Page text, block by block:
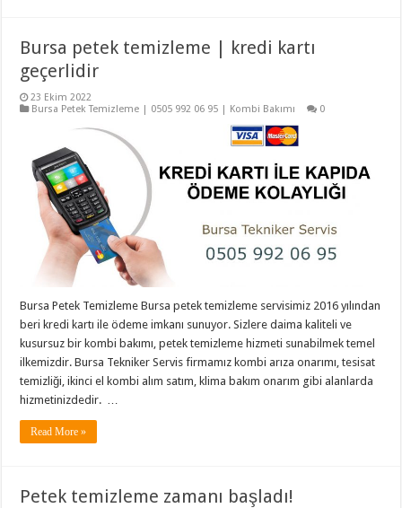
Bursa petek temizleme | kredi kartı
geçerlidir
23 Ekim 2022
Bursa Petek Temizleme | 0505 992 06 95 | Kombi Bakımı
0
Bursa Petek Temizleme Bursa petek temizleme servisimiz 2016 yılından
beri kredi kartı ile ödeme imkanı sunuyor. Sizlere daima kaliteli ve
kusursuz bir kombi bakımı, petek temizleme hizmeti sunabilmek temel
ilkemizdir. Bursa Tekniker Servis firmamız kombi arıza onarımı, tesisat
temizliği, ikinci el kombi alım satım, klima bakım onarım gibi alanlarda
hizmetinizdedir. …
Read More »
Petek temizleme zamanı başladı!